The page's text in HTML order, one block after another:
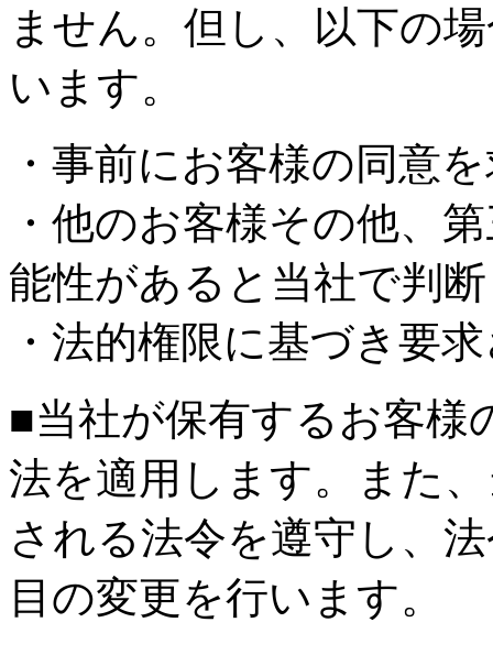
ません。但し、以下の
います。
・事前にお客様の同意
・他のお客様その他、
能性があると当社で判
・法的権限に基づき要
■当社が保有するお客様
法を適用します。また
される法令を遵守し、
目の変更を行います。